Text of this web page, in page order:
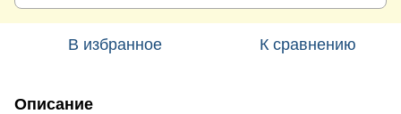
В избранное К сравнению
Описание